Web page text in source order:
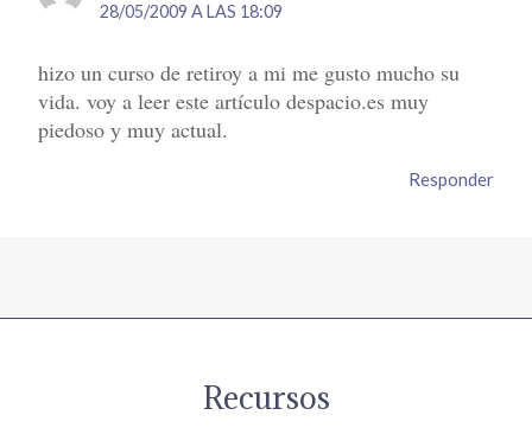
28/05/2009 A LAS 18:09
hizo un curso de retiroy a mi me gusto mucho su
vida. voy a leer este artículo despacio.es muy
piedoso y muy actual.
Responder
Recursos